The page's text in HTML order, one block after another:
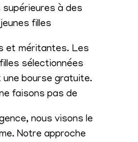
supérieures à des
jeunes filles
et méritantes. Les
sélectionnées
bourse gratuite.
faisons pas de
nous visons le
Notre approche